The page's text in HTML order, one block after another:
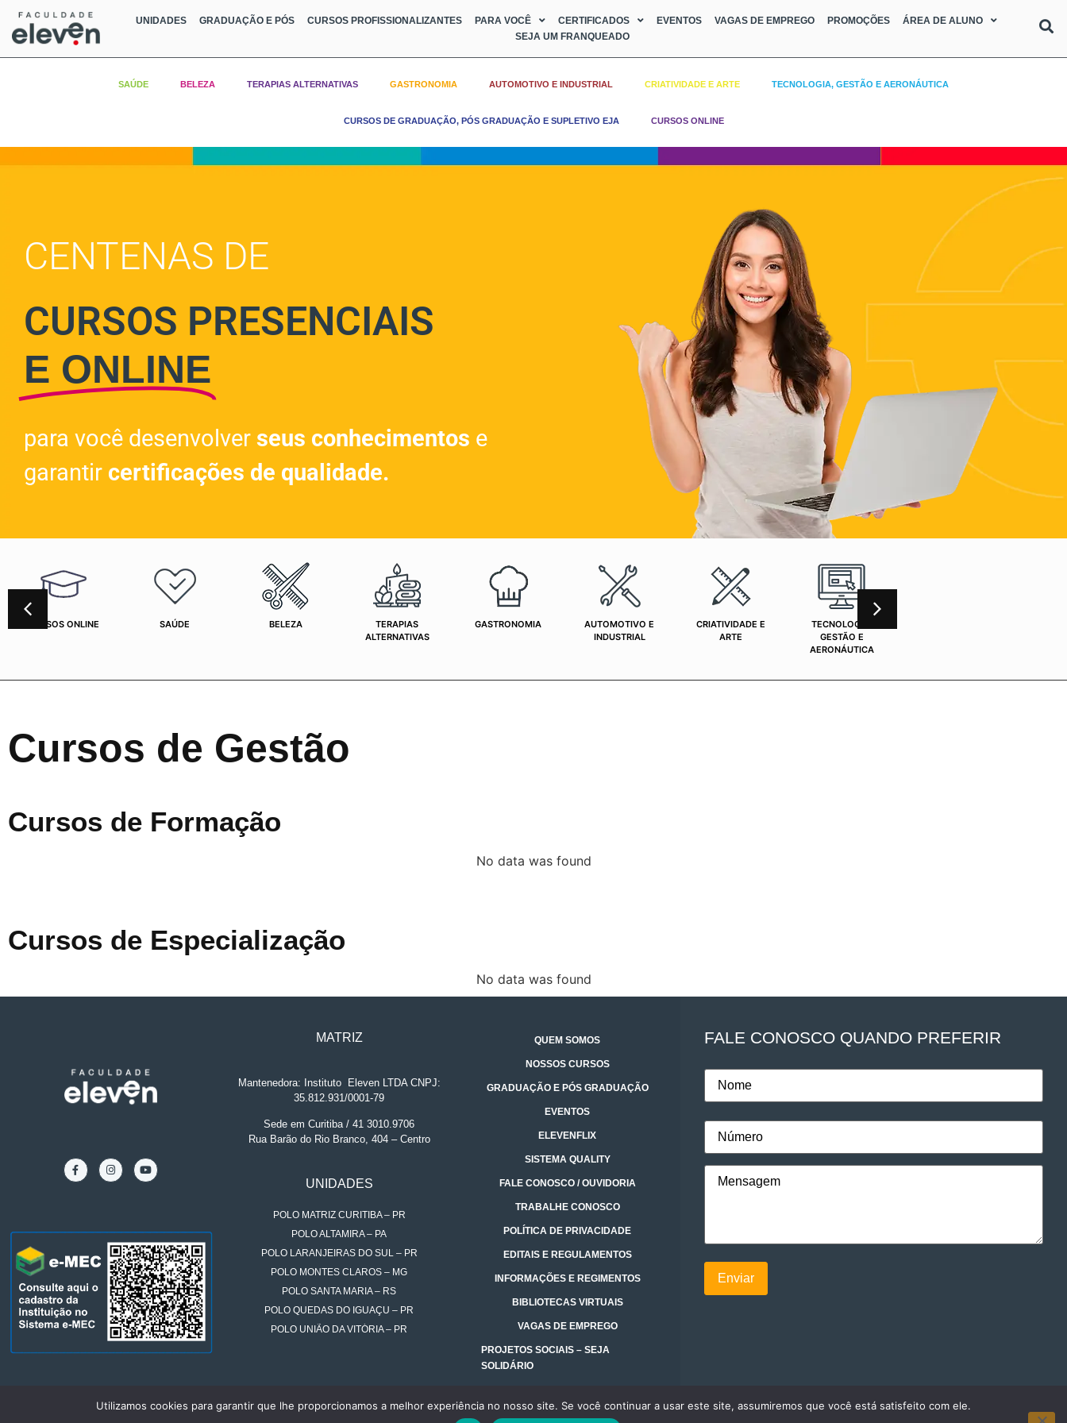
UNIDADES GRADUAÇÃO E PÓS CURSOS PROFISSIONALIZANTES PARA VOCÊ CERTIFICADOS EVENTOS VAGAS DE EMPREGO PROMOÇÕES
ÁREA DE ALUNO
SEJA UM FRANQUEADO
SAÚDE BELEZA TERAPIAS ALTERNATIVAS GASTRONOMIA AUTOMOTIVO E INDUSTRIAL CRIATIVIDADE E ARTE TECNOLOGIA, GESTÃO E AERONÁUTICA
CURSOS DE GRADUAÇÃO, PÓS GRADUAÇÃO E SUPLETIVO EJA CURSOS ONLINE
CENTENAS DE
CURSOS PRESENCIAIS
E ONLINE
para você desenvolver seus conhecimentos e
garantir certificações de qualidade.
CURSOS ONLINE SAÚDE BELEZA
TERAPIAS
ALTERNATIVAS
GASTRONOMIA
AUTOMOTIVO E
INDUSTRIAL
CRIATIVIDADE E
ARTE
TECNOLOGIA,
GESTÃO E
AERONÁUTICA
Cursos de Gestão
Cursos de Formação
No data was found
Cursos de Especialização
No data was found
MATRIZ
Mantenedora: Instituto.
Eleven LTDA CNPJ:
35.812.931/0001-79
Sede em Curitiba / 41 3010.9706
Rua Barão do Rio Branco, 404 – Centro
UNIDADES
POLO MATRIZ CURITIBA – PR
POLO ALTAMIRA – PA
POLO LARANJEIRAS DO SUL – PR
POLO MONTES CLAROS – MG
POLO SANTA MARIA – RS
POLO QUEDAS DO IGUAÇU – PR
POLO UNIÃO DA VITÓRIA – PR
QUEM SOMOS
NOSSOS CURSOS
GRADUAÇÃO E PÓS GRADUAÇÃO
EVENTOS
ELEVENFLIX
SISTEMA QUALITY
FALE CONOSCO / OUVIDORIA
TRABALHE CONOSCO
POLÍTICA DE PRIVACIDADE
EDITAIS E REGULAMENTOS
INFORMAÇÕES E REGIMENTOS
BIBLIOTECAS VIRTUAIS
VAGAS DE EMPREGO
PROJETOS SOCIAIS – SEJA
SOLIDÁRIO
FALE CONOSCO QUANDO PREFERIR
Utilizamos cookies para garantir que lhe proporcionamos a melhor experiência no nosso site. Se você continuar a usar este site, assumiremos que você está satisfeito com ele.